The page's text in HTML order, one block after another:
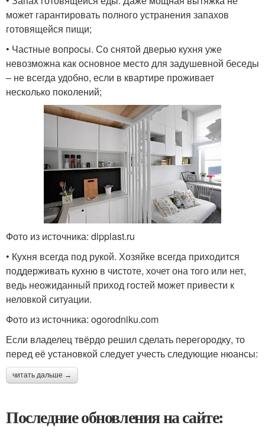
может гарантировать полного устранения запахов
готовящейся пищи;
• Частные вопросы. Со снятой дверью кухня уже
невозможна как основное место для задушевной беседы
– не всегда удобно, если в квартире проживает
несколько поколений;
Фото из источника: dipplast.ru
• Кухня всегда под рукой. Хозяйке всегда приходится
поддерживать кухню в чистоте, хочет она того или нет,
ведь неожиданный приход гостей может привести к
неловкой ситуации.
Фото из источника: ogorodniku.com
Если владелец твёрдо решил сделать перегородку, то
перед её установкой следует учесть следующие нюансы:
читать дальше →
Последние обновления на сайте: